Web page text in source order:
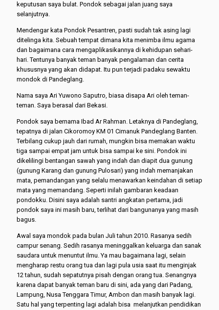
keputusan saya bulat. Pondok sebagai jalan juang saya
selanjutnya.
Mendengar kata Pondok Pesantren, pasti sudah tak asing lagi
ditelinga kita. Sebuah tempat dimana kita menimba ilmu agama
dan bagaimana cara mengaplikasikannya di kehidupan sehari-
hari. Tentunya banyak teman banyak pengalaman dan cerita
khususnya yang akan didapat. Itu pun terjadi padaku sewaktu
mondok di Pandeglang.
Nama saya Ari Yuwono Saputro, biasa disapa Ari oleh teman-
teman. Saya berasal dari Bekasi.
Pondok saya bernama Ibad Ar Rahman. Letaknya di Pandeglang,
tepatnya di jalan Cikoromoy KM 01 Cimanuk Pandeglang Banten.
Terbilang cukup jauh dari rumah, mungkin bisa memakan waktu
tiga sampai empat jam untuk bisa sampai ke sini. Pondok ini
dikelilingi bentangan sawah yang indah dan diapit dua gunung
(gunung Karang dan gunung Pulosari) yang indah memanjakan
mata, pemandangan yang selalu menawarkan keindahan di setiap
mata yang memandang. Seperti inilah gambaran keadaan
pondokku. Disini saya adalah santri angkatan pertama, jadi
pondok saya ini masih baru, terlihat dari bangunanya yang masih
bagus.
Awal saya mondok pada bulan Juli tahun 2010. Rasanya sedih
campur senang. Sedih rasanya meninggalkan keluarga dan sanak
saudara untuk menuntut ilmu. Ya mau bagaimana lagi, selain
mengharap restu orang tua dan lagi pula usia saat itu menginjak
12 tahun, sudah sepatutnya pisah dengan orang tua. Senangnya
karena dapat banyak teman baru di sini, ada yang dari Padang,
Lampung, Nusa Tenggara Timur, Ambon dan masih banyak lagi.
Satu hal yang terpenting lagi adalah bisa melanjutkan pendidikan